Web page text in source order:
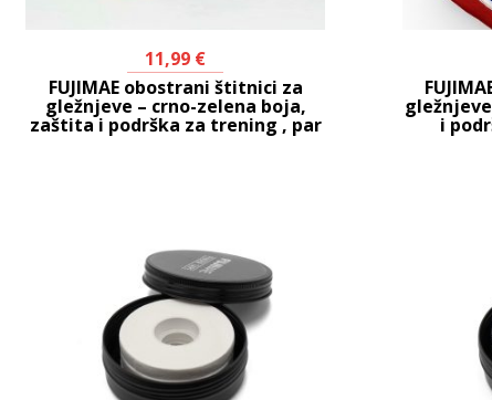
11,99 €
FUJIMAE obostrani štitnici za
gležnjeve – crno-zelena boja,
zaštita i podrška za trening , par i